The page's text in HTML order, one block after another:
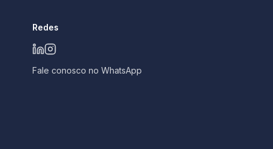
Redes
Fale conosco no WhatsApp